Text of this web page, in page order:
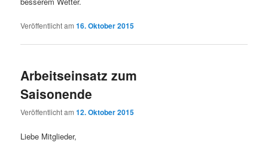
Veröffentlicht am16. Oktober 2015
Arbeitseinsatz zum
Saisonende
Veröffentlicht am12. Oktober 2015
Liebe Mitglieder,